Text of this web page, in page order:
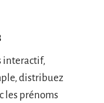
interactif,
distribuez
les prénoms